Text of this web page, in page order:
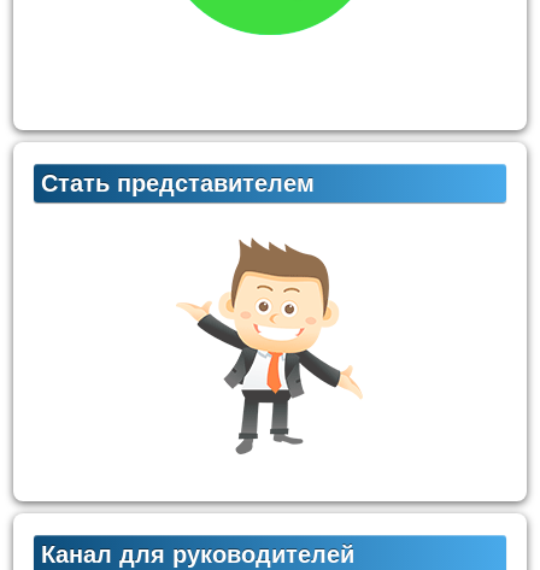
Стать представителем
Канал для руководителей